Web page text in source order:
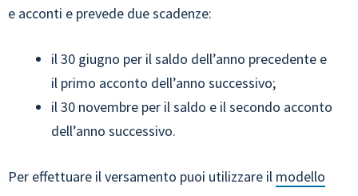
e acconti e prevede due scadenze:
il 30 giugno per il saldo dell’anno precedente e
il primo acconto dell’anno successivo;
il 30 novembre per il saldo e il secondo acconto
dell’anno successivo.
Per effettuare il versamento puoi utilizzare il modello